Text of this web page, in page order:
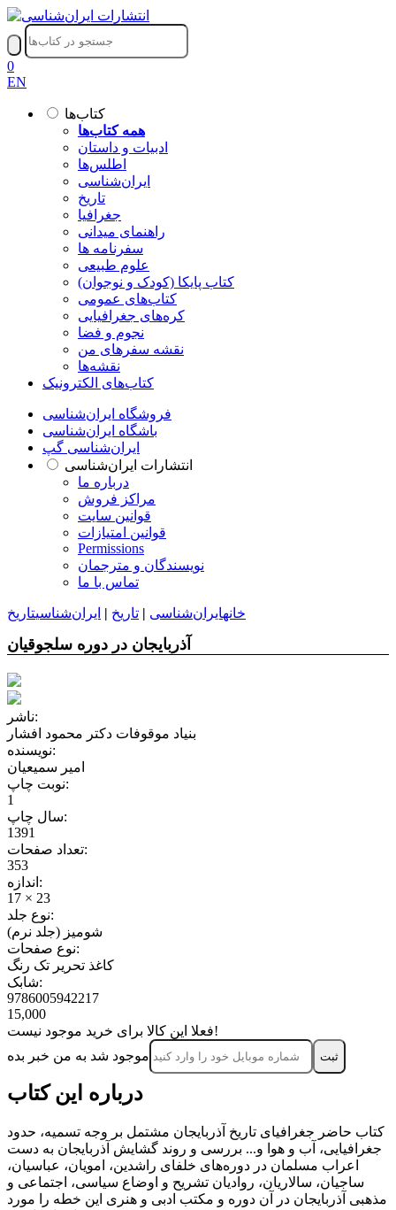
0
EN
کتاب‌ها
همه کتاب‌ها
ادبیات و داستان
اطلس‌ها
ایران‌شناسی
تاریخ
جغرافیا
راهنمای میدانی
سفرنامه‌ ها
علوم طبیعی
کتاب‌ پایکا (کودک و نوجوان)
کتاب‌های عمومی
کره‌های جغرافیایی
نجوم و فضا
نقشه سفرهای من
نقشه‌ها
کتاب‌های الکترونیک
فروشگاه ایران‌شناسی
باشگاه ایران‌شناسی
ایران‌شناسی گپ
انتشارات ایران‌شناسی
درباره ما
مراکز فروش
قوانین سایت
قوانین امتیازات
Permissions
نویسندگان و مترجمان
تماس با ما
خانهایران‌شناسی | تاریخ | ایران‌شناسیتاریخ
آذربایجان در دوره سلجوقیان
ناشر:
بنیاد موقوفات دکتر محمود افشار
نویسنده:
امیر سمیعیان
نوبت چاپ:
1
سال چاپ:
1391
تعداد صفحات:
353
اندازه:
17 × 23
نوع جلد:
شومیز (جلد نرم)
نوع صفحات:
کاغذ تحریر تک رنگ
شابک:
9786005942217
15,000
فعلا این کالا برای خرید موجود نیست!
موجود شد به من خبر بده
ثبت‌
درباره این کتاب
کتاب حاضر جغرافیای تاریخ آذربایجان مشتمل بر وجه تسمیه، حدود
جغرافیایی، آب و هوا و... بررسی و روند گشایش آذربایجان به دست
اعراب مسلمان در دوره‌های خلفای راشدین، امویان، عباسیان،
ساجیان، سالاریان، روادیان تشریح و اوضاع سیاسی، اجتماعی و
مذهبی آذربایجان در آن دوره و مکتب ادبی و هنری این خطه را مورد